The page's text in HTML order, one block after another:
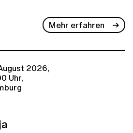
Mehr erfahren
2026,
Uhr,